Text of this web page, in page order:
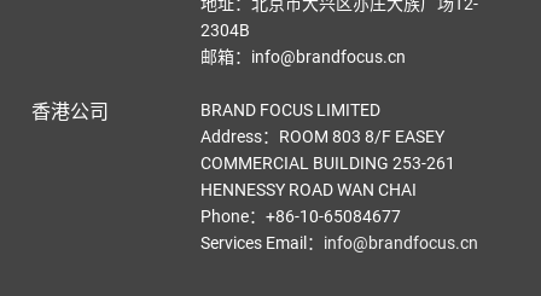
2304B
邮箱：info@brandfocus.cn
香港公司
BRAND FOCUS LIMITED
Address：ROOM 803 8/F EASEY
COMMERCIAL BUILDING 253-261
HENNESSY ROAD WAN CHAI
Phone：+86-10-65084677
Services Email ： info@brandfocus.cn